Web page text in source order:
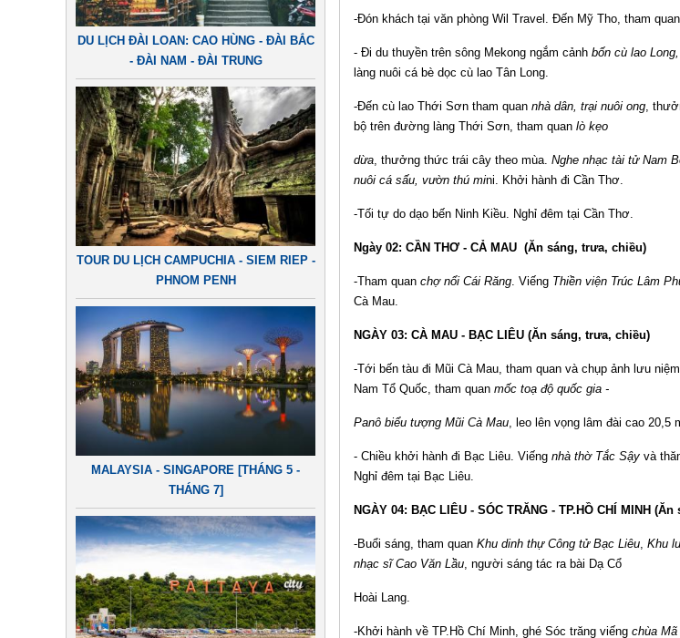
DU LỊCH ĐÀI LOAN: CAO HÙNG - ĐÀI BẮC
- ĐÀI NAM - ĐÀI TRUNG
TOUR DU LỊCH CAMPUCHIA - SIEM RIEP -
PHNOM PENH
MALAYSIA - SINGAPORE [THÁNG 5 -
THÁNG 7]
-Đón khách tại văn phòng Wil Travel. Đến Mỹ Tho, tham quan
- Đi du thuyền trên sông Mekong ngắm cảnh bốn cù lao
làng nuôi cá bè dọc cù lao Tân Long.
-Đến cù lao Thới Sơn tham quan nhà dân, trại nuôi ong,
bộ trên đường làng Thới Sơn, tham quan lò kẹo
dừa, thưởng thức trái cây theo mùa. Nghe nhạc tài tử Nam
nuôi cá sấu, vườn thú mini. Khởi hành đi Cần Thơ.
-Tối tự do dạo bến Ninh Kiều. Nghỉ đêm tại Cần Thơ.
Ngày 02: CẦN THƠ - CẢ MAU (Ăn sáng, trưa, chiều)
-Tham quan chợ nổi Cái Răng. Viếng Thiền viện Trúc Lâm
Cà Mau.
NGÀY 03: CÀ MAU - BẠC LIÊU (Ăn sáng, trưa, chiều)
-Tới bến tàu đi Mũi Cà Mau, tham quan và chụp ảnh lưu
Nam Tổ Quốc, tham quan mốc toạ độ quốc gia -
Panô biểu tượng Mũi Cà Mau, leo lên vọng lâm đài cao 20,5
- Chiều khởi hành đi Bạc Liêu. Viếng nhà thờ Tắc Sậy và
Nghỉ đêm tại Bạc Liêu.
NGÀY 04: BẠC LIÊU - SÓC TRĂNG - TP.HỒ CHÍ MINH
-Buổi sáng, tham quan Khu dinh thự Công tử Bạc Liêu, Khu
nhạc sĩ Cao Văn Lầu, người sáng tác ra bài Dạ Cổ
Hoài Lang.
-Khởi hành về TP.Hồ Chí Minh, ghé Sóc trăng viếng chùa